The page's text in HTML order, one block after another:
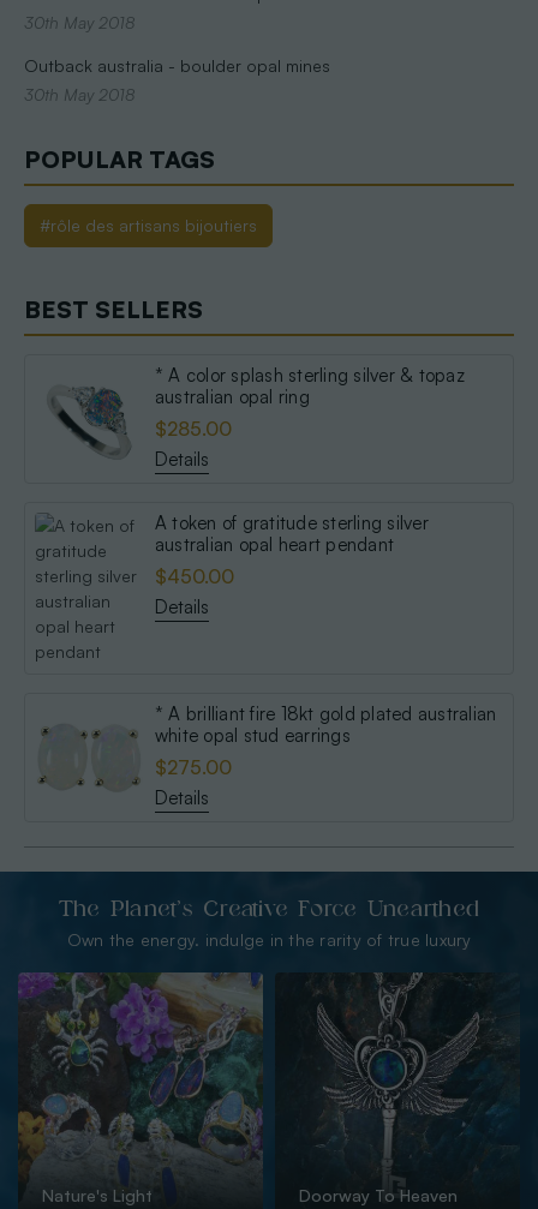
30th May 2018
Outback australia - boulder opal mines
30th May 2018
POPULAR TAGS
#rôle des artisans bijoutiers
BEST SELLERS
* A color splash sterling silver & topaz
australian opal ring
$285.00
Details
A token of gratitude sterling silver
australian opal heart pendant
$450.00
Details
* A brilliant fire 18kt gold plated australian
white opal stud earrings
$275.00
Details
The Planet’s Creative Force Unearthed
Own the energy. indulge in the rarity of true luxury
Nature's Light Doorway To Heaven